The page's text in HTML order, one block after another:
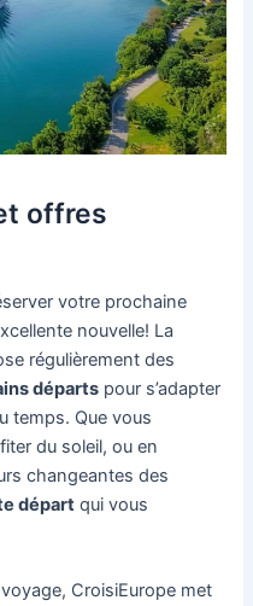
offres
votre prochaine
nouvelle! La
régulièrement des
départs pour s’adapter
temps. Que vous
du soleil, ou en
changeantes des
départ qui vous
CroisiEurope met